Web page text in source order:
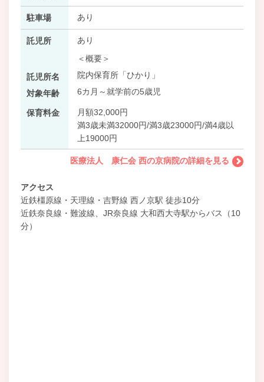
駐車場 あり
託児所
あり
＜概要＞
託児所名
院内保育所「ひかり」
対象年齢
6カ月～就学前の5歳児
保育料金
月額32,000円
満3歳未満32000円/満3歳23000円/満4歳以
上19000円
医療法人 康仁会 西の京病院の詳細を見る
アクセス
近鉄橿原線・天理線・吉野線 西ノ京駅 徒歩10分
近鉄奈良線・難波線、JR奈良線 大和西大寺駅からバス（10
分）